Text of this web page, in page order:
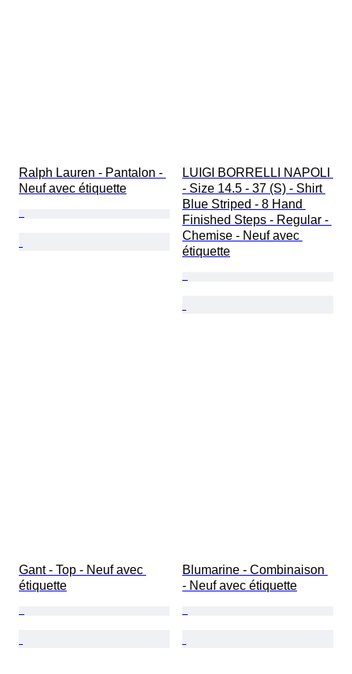
Ralph Lauren - Pantalon -
Neuf avec étiquette
LUIGI BORRELLI NAPOLI
- Size 14.5 - 37 (S) - Shirt
Blue Striped - 8 Hand
Finished Steps - Regular -
Chemise - Neuf avec
étiquette
Gant - Top - Neuf avec
étiquette
Blumarine - Combinaison
- Neuf avec étiquette